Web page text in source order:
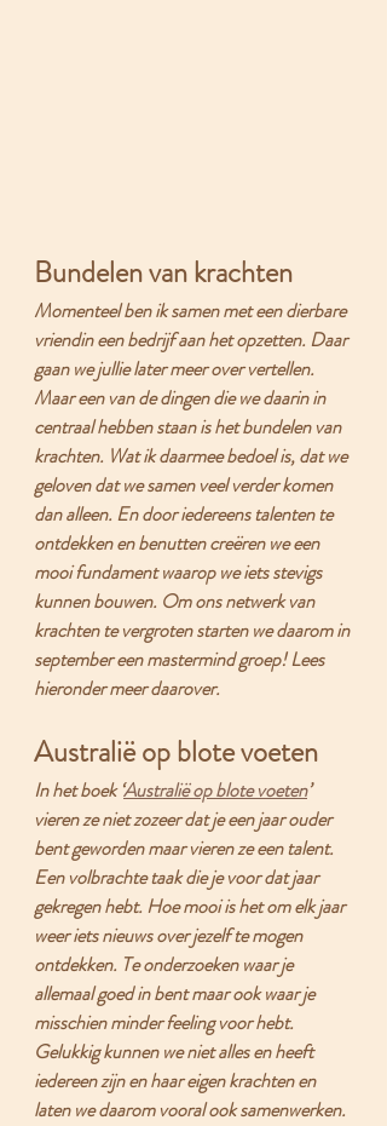
Bundelen van krachten
Momenteel ben ik samen met een dierbare
vriendin een bedrijf aan het opzetten. Daar
gaan we jullie later meer over vertellen.
Maar een van de dingen die we daarin in
centraal hebben staan is het bundelen van
krachten. Wat ik daarmee bedoel is, dat we
geloven dat we samen veel verder komen
dan alleen. En door iedereens talenten te
ontdekken en benutten creëren we een
mooi fundament waarop we iets stevigs
kunnen bouwen. Om ons netwerk van
krachten te vergroten starten we daarom in
september een mastermind groep! Lees
hieronder meer daarover.
Australië op blote voeten
In het boek ‘Australië op blote voeten’
vieren ze niet zozeer dat je een jaar ouder
bent geworden maar vieren ze een talent.
Een volbrachte taak die je voor dat jaar
gekregen hebt. Hoe mooi is het om elk jaar
weer iets nieuws over jezelf te mogen
ontdekken. Te onderzoeken waar je
allemaal goed in bent maar ook waar je
misschien minder feeling voor hebt.
Gelukkig kunnen we niet alles en heeft
iedereen zijn en haar eigen krachten en
laten we daarom vooral ook samenwerken.